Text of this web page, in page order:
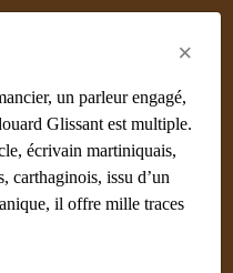
#agnès B
#algérie
#amis
×
un parleur engagé,
Glissant est multiple.
écrivain martiniquais,
carthaginois, issu d’un
il offre mille traces